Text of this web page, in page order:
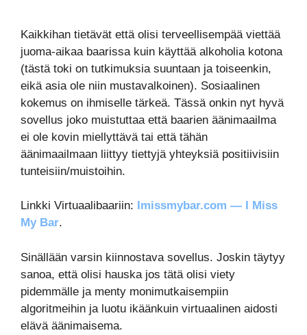
Kaikkihan tietävät että olisi terveellisempää viettää
juoma-aikaa baarissa kuin käyttää alkoholia kotona
(tästä toki on tutkimuksia suuntaan ja toiseenkin,
eikä asia ole niin mustavalkoinen). Sosiaalinen
kokemus on ihmiselle tärkeä. Tässä onkin nyt hyvä
sovellus joko muistuttaa että baarien äänimaailma
ei ole kovin miellyttävä tai että tähän
äänimaailmaan liittyy tiettyjä yhteyksiä positiivisiin
tunteisiin/muistoihin.
Linkki Virtuaalibaariin:
Imissmybar.com — I Miss
My Bar.
Sinällään varsin kiinnostava sovellus. Joskin täytyy
sanoa, että olisi hauska jos tätä olisi viety
pidemmälle ja menty monimutkaisempiin
algoritmeihin ja luotu ikäänkuin virtuaalinen aidosti
elävä äänimaisema.